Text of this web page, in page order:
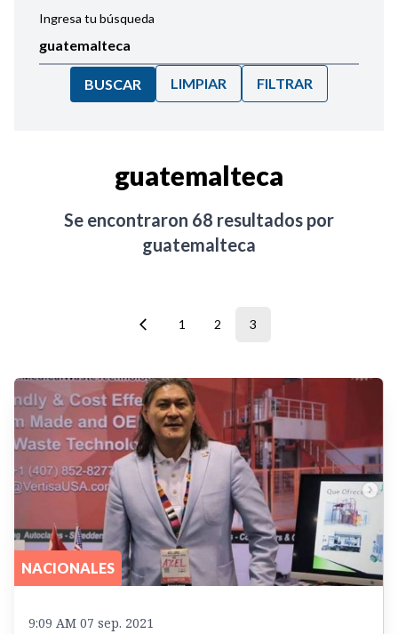
Ingresa tu búsqueda
BUSCAR LIMPIAR FILTRAR
guatemalteca
Se encontraron 68 resultados por
guatemalteca
1 2 3
NACIONALES
9:09 AM 07 sep. 2021